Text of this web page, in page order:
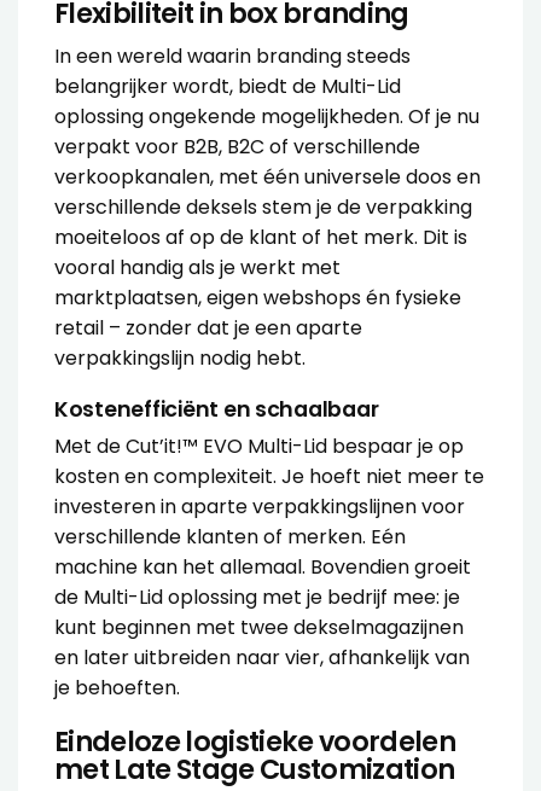
Flexibiliteit in box branding
In een wereld waarin branding steeds
belangrijker wordt, biedt de Multi-Lid
oplossing ongekende mogelijkheden. Of je nu
verpakt voor B2B, B2C of verschillende
verkoopkanalen, met één universele doos en
verschillende deksels stem je de verpakking
moeiteloos af op de klant of het merk. Dit is
vooral handig als je werkt met
marktplaatsen, eigen webshops én fysieke
retail – zonder dat je een aparte
verpakkingslijn nodig hebt.
Kostenefficiënt en schaalbaar
Met de Cut’it!™ EVO Multi-Lid bespaar je op
kosten en complexiteit. Je hoeft niet meer te
investeren in aparte verpakkingslijnen voor
verschillende klanten of merken. Eén
machine kan het allemaal. Bovendien groeit
de Multi-Lid oplossing met je bedrijf mee: je
kunt beginnen met twee dekselmagazijnen
en later uitbreiden naar vier, afhankelijk van
je behoeften.
Eindeloze logistieke voordelen
met Late Stage Customization